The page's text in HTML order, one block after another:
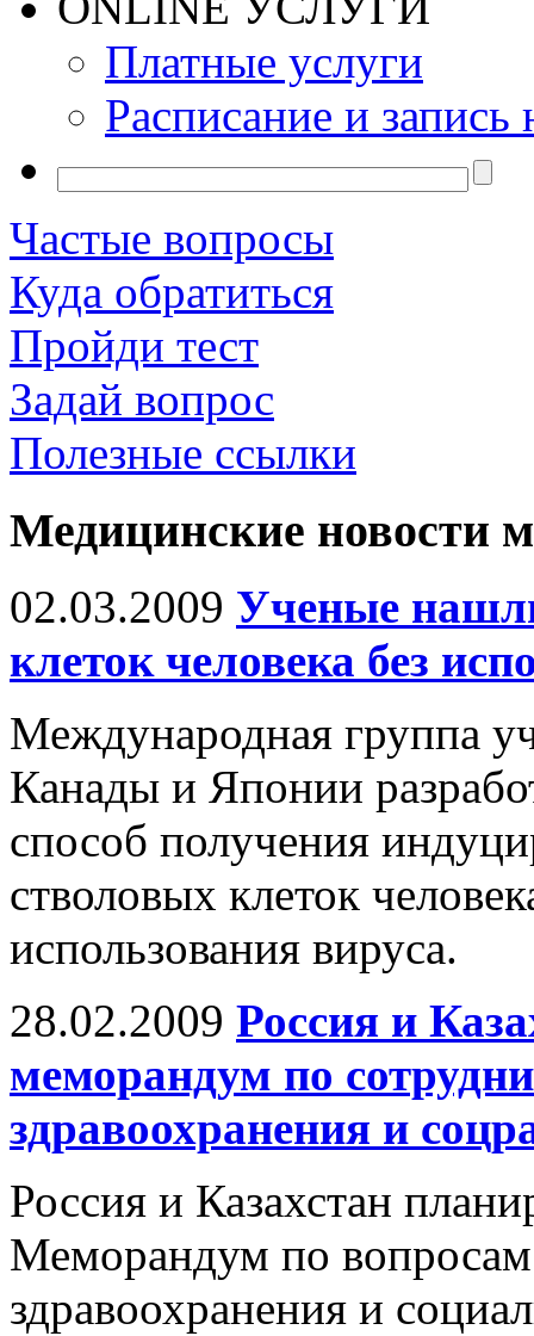
Платные услуги
Расписание и запись
Частые вопросы
Куда обратиться
Пройди тест
Задай вопрос
Полезные ссылки
Медицинские новости
02.03.2009 Ученые
клеток человека без
Международная группа
Канады и Японии
способ получения
стволовых клеток
использования вируса.
28.02.2009 Россия и
меморандум по
здравоохранения и
Россия и Казахстан
Меморандум по вопросам
здравоохранения и